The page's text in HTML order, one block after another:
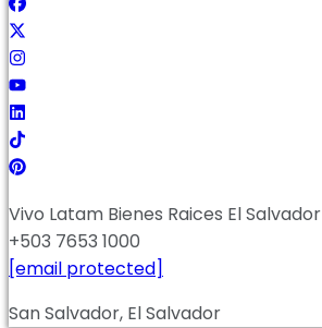
Vivo Latam Bienes Raices El Salvador
+503 7653 1000
[email protected]
San Salvador, El Salvador